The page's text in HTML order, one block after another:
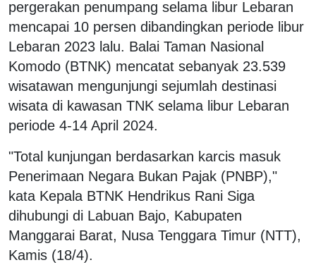
pergerakan penumpang selama libur Lebaran
mencapai 10 persen dibandingkan periode libur
Lebaran 2023 lalu. Balai Taman Nasional
Komodo (BTNK) mencatat sebanyak 23.539
wisatawan mengunjungi sejumlah destinasi
wisata di kawasan TNK selama libur Lebaran
periode 4-14 April 2024.
"Total kunjungan berdasarkan karcis masuk
Penerimaan Negara Bukan Pajak (PNBP),"
kata Kepala BTNK Hendrikus Rani Siga
dihubungi di Labuan Bajo, Kabupaten
Manggarai Barat, Nusa Tenggara Timur (NTT),
Kamis (18/4).